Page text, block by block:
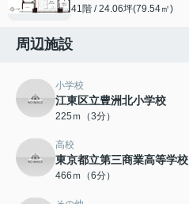
41階 / 24.06坪(79.54㎡)
周辺施設
小学校
江東区立豊洲北小学校
225ｍ（3分）
高校
東京都立第三商業高等学校
466ｍ（6分）